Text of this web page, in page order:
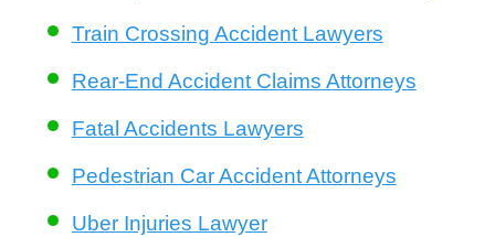
Train Crossing Accident Lawyers
Rear-End Accident Claims Attorneys
Fatal Accidents Lawyers
Pedestrian Car Accident Attorneys
Uber Injuries Lawyer